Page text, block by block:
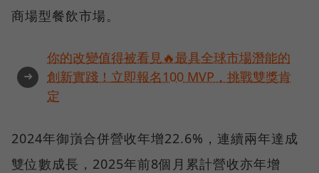
商場型餐飲市場。
➜
你的改變值得被看見🔥最具全球市場潛能的
創新實踐！立即報名100 MVP，挑戰雙獎肯
定
2024年御嵿合併營收年增22.6%，連續兩年達成
雙位數成長，2025年前8個月累計營收亦年增